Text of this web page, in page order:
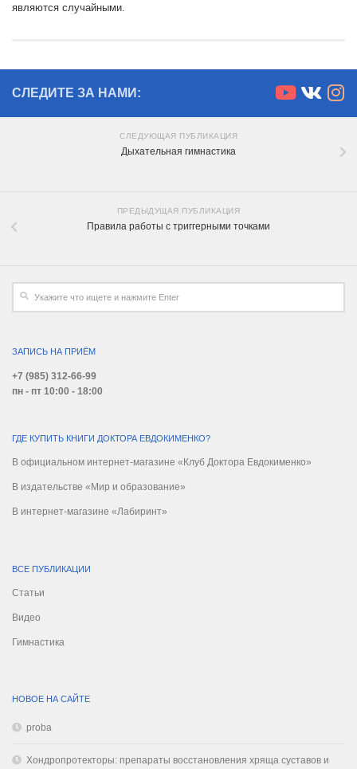
являются случайными.
СЛЕДИТЕ ЗА НАМИ:
СЛЕДУЮЩАЯ ПУБЛИКАЦИЯ
Дыхательная гимнастика
ПРЕДЫДУЩАЯ ПУБЛИКАЦИЯ
Правила работы с триггерными точками
ЗАПИСЬ НА ПРИЁМ
+7 (985) 312-66-99
пн - пт 10:00 - 18:00
ГДЕ КУПИТЬ КНИГИ ДОКТОРА ЕВДОКИМЕНКО?
В официальном интернет-магазине «Клуб Доктора Евдокименко»
В издательстве «Мир и образование»
В интернет-магазине «Лабиринт»
ВСЕ ПУБЛИКАЦИИ
Статьи
Видео
Гимнастика
НОВОЕ НА САЙТЕ
proba
Хондропротекторы: препараты восстановления хряща суставов и